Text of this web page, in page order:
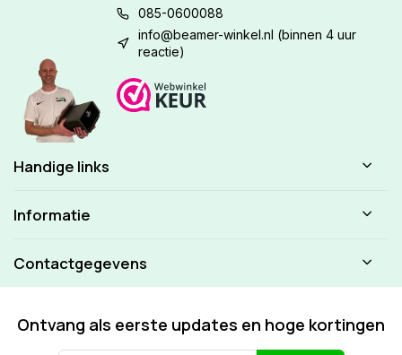
085-0600088
info@beamer-winkel.nl (binnen 4 uur
reactie)
Handige links
Informatie
Contactgegevens
Ontvang als eerste updates en hoge kortingen